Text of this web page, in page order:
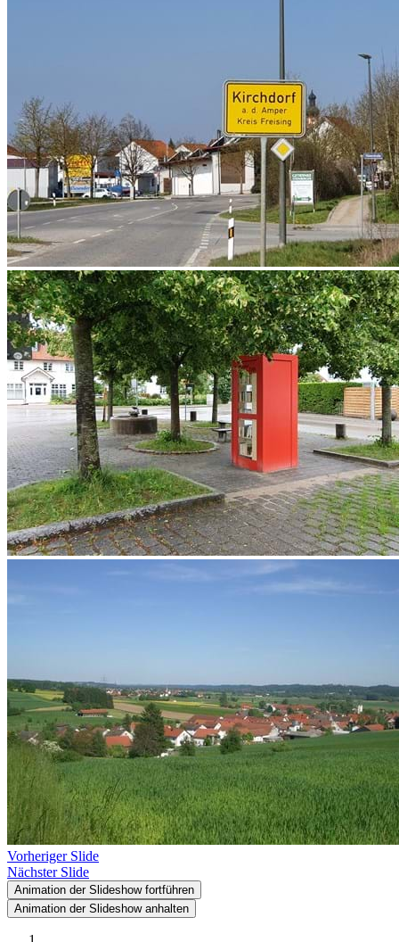
Vorheriger Slide
Nächster Slide
Animation der Slideshow fortführen
Animation der Slideshow anhalten